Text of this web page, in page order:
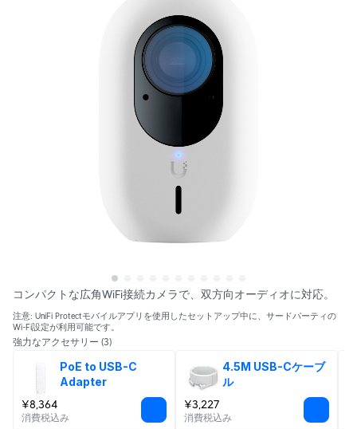
コンパクトな広角WiFi接続カメラで、双方向オーディオに対応。
注意: UniFi Protectモバイルアプリを使用したセットアップ中に、サードパーティの
Wi-Fi設定が利用可能です。
強力なアクセサリー (3)
PoE to USB-C
Adapter
¥8,364
消費税込み
4.5M USB-Cケーブ
ル
¥3,227
消費税込み